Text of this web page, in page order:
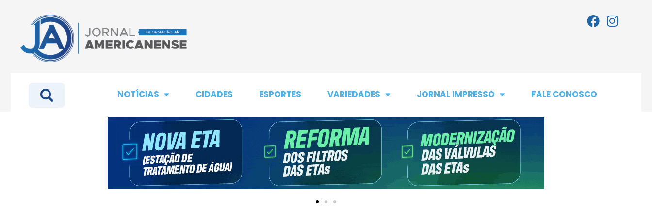
NOTÍCIAS CIDADES ESPORTES VARIEDADES JORNAL IMPRESSO FALE CONOSCO